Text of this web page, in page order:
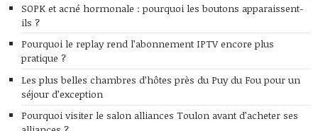
SOPK et acné hormonale : pourquoi les boutons apparaissent-
ils ?
Pourquoi le replay rend l’abonnement IPTV encore plus
pratique ?
Les plus belles chambres d’hôtes près du Puy du Fou pour un
séjour d’exception
Pourquoi visiter le salon alliances Toulon avant d’acheter ses